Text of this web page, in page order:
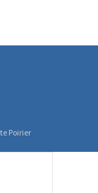
Poirier